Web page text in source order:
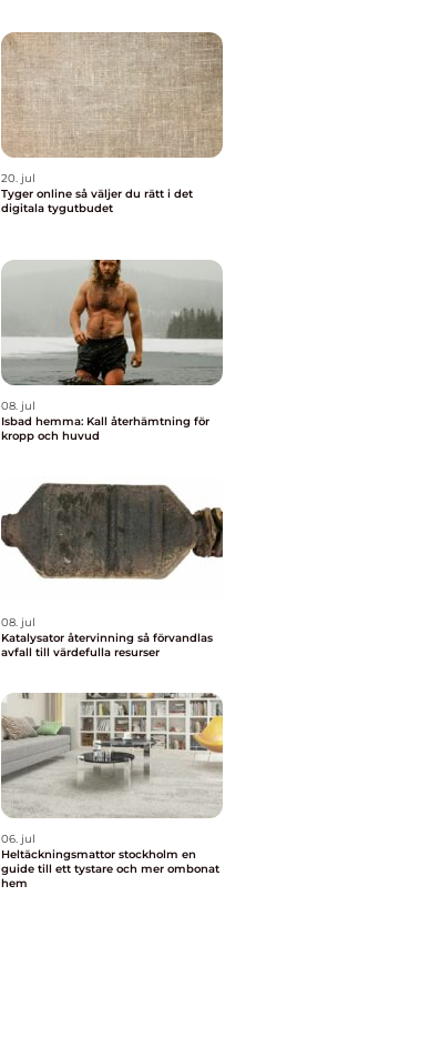
20. jul
Tyger online så väljer du rätt i det
digitala tygutbudet
08. jul
Isbad hemma: Kall återhämtning för
kropp och huvud
08. jul
Katalysator återvinning så förvandlas
avfall till värdefulla resurser
06. jul
Heltäckningsmattor stockholm en
guide till ett tystare och mer ombonat
hem